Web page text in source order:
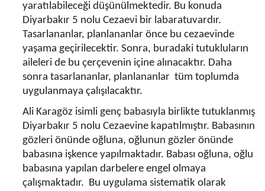
yaratılabileceği düşünülmektedir. Bu konuda
Diyarbakır 5 nolu Cezaevi bir labaratuvardır.
Tasarlananlar, planlananlar önce bu cezaevinde
yaşama geçirilecektir. Sonra, buradaki tutukluların
aileleri de bu çerçevenin içine alınacaktır. Daha
sonra tasarlananlar, planlananlar tüm toplumda
uygulanmaya çalışılacaktır.
Ali Karagöz isimli genç babasıyla birlikte tutuklanmış
Diyarbakır 5 nolu Cezaevine kapatılmıştır. Babasının
gözleri önünde oğluna, oğlunun gözler önünde
babasına işkence yapılmaktadır. Babası oğluna, oğlu
babasına yapılan darbelere engel olmaya
çalışmaktadır. Bu uygulama sistematik olarak